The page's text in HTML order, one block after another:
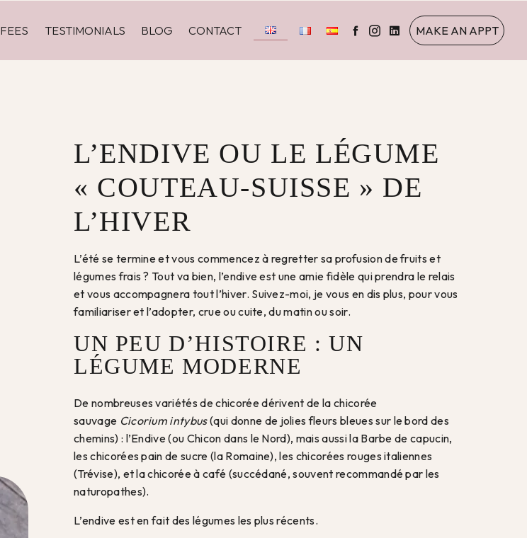
FEES TESTIMONIALS BLOG CONTACT MAKE AN APPT
L’ENDIVE OU LE LÉGUME
« COUTEAU-SUISSE » DE
L’HIVER
L’été se termine et vous commencez à regretter sa profusion de fruits et
légumes frais ? Tout va bien, l’endive est une amie fidèle qui prendra le relais
et vous accompagnera tout l’hiver. Suivez-moi, je vous en dis plus, pour vous
familiariser et l’adopter, crue ou cuite, du matin ou soir.
UN PEU D’HISTOIRE : UN
LÉGUME MODERNE
De nombreuses variétés de chicorée dérivent de la chicorée
sauvage Cicorium intybus(qui donne de jolies fleurs bleues sur le bord des
chemins) : l’Endive (ou Chicon dans le Nord), mais aussi la Barbe de capucin,
les chicorées pain de sucre (la Romaine), les chicorées rouges italiennes
(Trévise), et la chicorée à café (succédané, souvent recommandé par les
naturopathes).
L’endive est en fait des légumes les plus récents.